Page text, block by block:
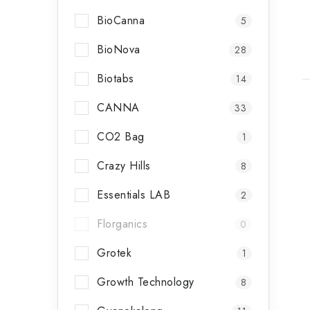
BioCanna 5
BioNova 28
Biotabs 14
CANNA 33
CO2 Bag 1
Crazy Hills 8
Essentials LAB 2
Florganics 0
Grotek 1
Growth Technology 8